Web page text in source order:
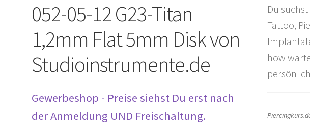
052-05-12 G23-Titan
1,2mm Flat 5mm Disk von
Studioinstrumente.de
Gewerbeshop - Preise siehst Du erst nach
der Anmeldung UND Freischaltung.
Du
Tattoo,
how